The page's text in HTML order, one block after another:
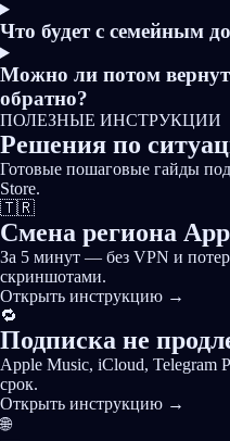
Что будет с семейным
Можно ли потом
обратно?
ПОЛЕЗНЫЕ ИНСТРУКЦИИ
Решения по
Готовые пошаговые гайды
Store.
🇹🇷
Смена региона
За 5 минут — без VPN и
скриншотами.
Открыть инструкцию →
🔁
Подписка не
Apple Music, iCloud, Telegram
срок.
Открыть инструкцию →
🌐